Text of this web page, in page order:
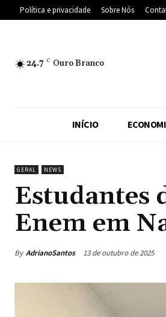
Política e privacidade Sobre Nós
24.7 C Ouro Branco
INÍCIO
GERAL NEWS
Estudantes
Enem em
By AdrianoSantos 13 de outubro de 2025